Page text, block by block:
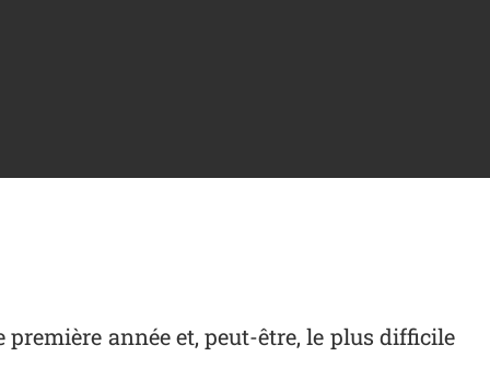
année et, peut-être, le plus difficile